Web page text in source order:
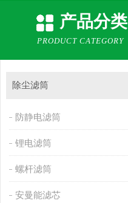
产品分类
PRODUCT CATEGORY
除尘滤筒
防静电滤筒
锂电滤筒
螺杆滤筒
安曼能滤芯